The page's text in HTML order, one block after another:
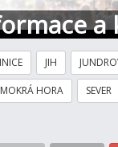
JIH
HORA SEVER